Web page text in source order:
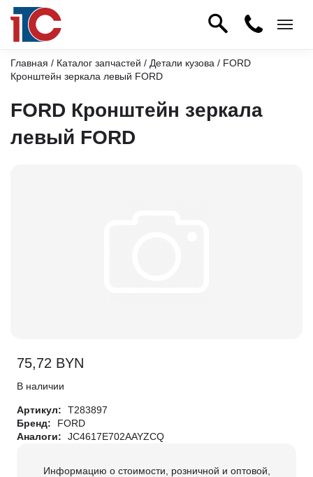
Главная / Каталог запчастей / Детали кузова / FORD
Кронштейн зеркала левый FORD
FORD Кронштейн зеркала
левый FORD
75,72 BYN
В наличии
Артикул:
T283897
Бренд:
FORD
Аналоги:
JC4617E702AAYZCQ
Информацию о стоимости, розничной и оптовой,